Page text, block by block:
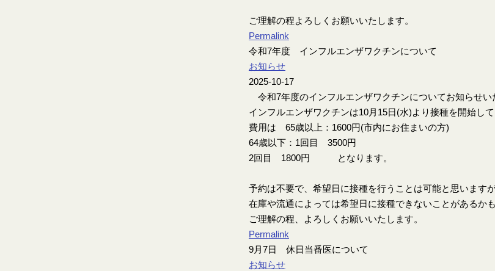
ご理解の程よろしくお願いいたします。
Permalink
令和7年度 インフルエンザワクチンについて
お知らせ
2025-10-17
令和7年度のインフルエンザワクチンについてお知らせい
インフルエンザワクチンは10月15日(水)より接種を開始して
費用は 65歳以上：1600円(市内にお住まいの方)
64歳以下：1回目 3500円
2回目 1800円 となります。
予約は不要で、希望日に接種を行うことは可能と思いますが
在庫や流通によっては希望日に接種できないことがあるかも
ご理解の程、よろしくお願いいたします。
Permalink
9月7日 休日当番医について
お知らせ